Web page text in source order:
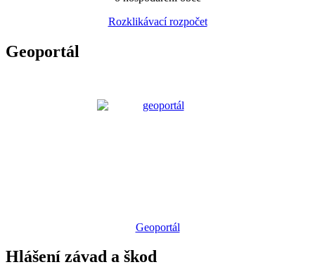
Rozklikávací rozpočet
Geoportál
Geoportál
Hlášení závad a škod